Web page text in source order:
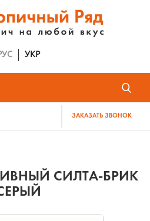
УКР
ЗАКАЗАТЬ ЗВОНОК
СИЛТА-БРИК